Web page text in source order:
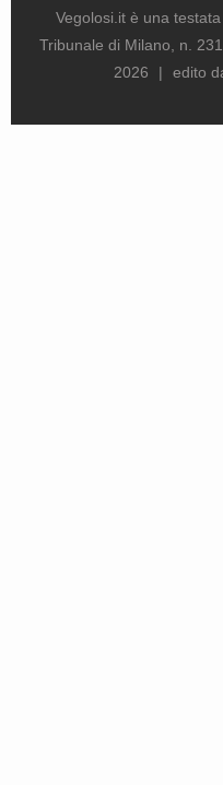
Vegolosi.it è una
Tribunale di Milano, n.
2026
| edito